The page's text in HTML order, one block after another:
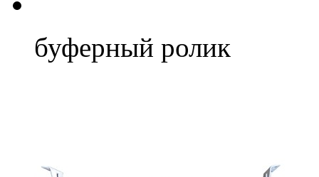
буферный ролик